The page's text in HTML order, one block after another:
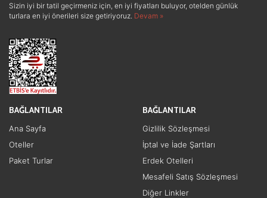
Sizin iyi bir tatil geçirmeniz için, en iyi fiyatları buluyor, otelden günlük
turlara en iyi önerileri size getiriyoruz. Devam »
BAĞLANTILAR
Ana Sayfa
Oteller
Paket Turlar
BAĞLANTILAR
Gizlilik Sözleşmesi
İptal ve İade Şartları
Erdek Otelleri
Mesafeli Satış Sözleşmesi
Diğer Linkler